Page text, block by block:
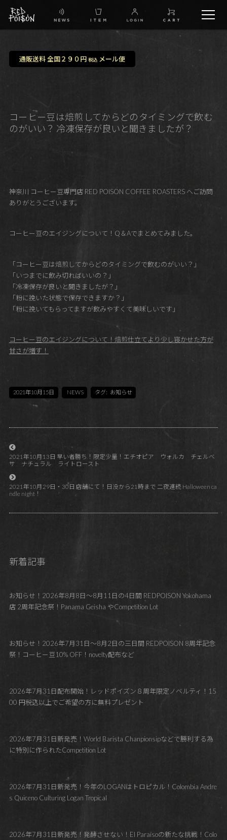
FB
通販送料 全国２９０円 税込メール便
コーヒー豆は焙煎してからどのタイミングで飲む
のがいい？ 冷凍保存が良いと聞きましたが？
神奈川 コーヒー豆専門店 RED POISON COFFEE ROASTERS へご訪問
ありがとうございます。
コーヒー豆のエイジングについて！Q＆Aでまとめてみました。
「コーヒー豆は焙煎してからどのタイミングで飲むのがいい？」
「いつまでに飲み切ればいいの？」
「冷凍保存が良いと聞きましたが？」
「粉に挽いた状態で保存できますか？」
「粉に挽いてもらってますが飲みやすくて美味しいです」
コーヒー豆のエイジングについて！焙煎仕立てより少し寝かせた方が
甘さが増す！
2021年10月15日 NEWS タグ: お知らせ
2021年10月13日 早い者勝ち！限定少量！エチオピア ウォルカ チェルベ
サ ナチュラル ライトロースト
2021年10月29日・30日 店舗にて！日没から21時まで 二夜連続 Halloween ca
ndle night！
新着記事
お知らせ！2026年8月8日～8月11日の4日間 REDPOISON Yokohama
店 2周年記念祭！Panama Geisha やCompetition Lot
お知らせ！2026年7月31日～8月2日の三日間 REDPOISON 8周年記念
祭！コーヒー豆10% OFF！novelty配布など
2026年7月31日配布開始！レッドポイズン８周年限定ノベルティ！15
00 円税込以上でご希望の方に無料プレゼント
2026年7月31日新発売！World Barista Chanpionsipなどで勝利する為
に特別に作られたCompetition Lot
2026年7月31日新発売！今年のLOGANはトロピカル！Colombia Andre
s Quiceno Culturing Logan Tropical
2026年7月31日新発売！発酵させない！El Paraísoの新たな挑戦！Colo